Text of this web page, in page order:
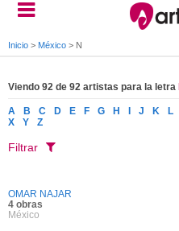
Inicio > México > N
Viendo 92 de 92 artistas para la letra
A B C D E F G H J K L
X
Y Z
Filtrar
OMAR NAJAR
4 obras
México